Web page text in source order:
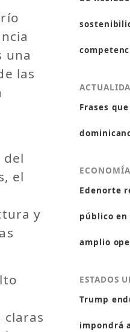
una
las
el
y
claras
Frases
ECONOMÍA
Edenorte
público en
amplio
ESTADOS
Trump
impondrá